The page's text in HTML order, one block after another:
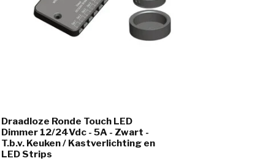
Draadloze Ronde Touch LED
Dimmer 12/24Vdc - 5A - Zwart -
T.b.v. Keuken / Kastverlichting en
LED Strips